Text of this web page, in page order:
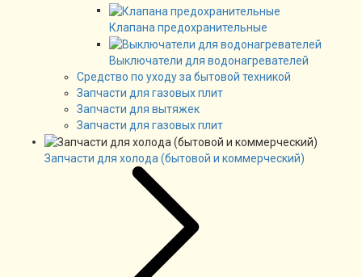
Клапана предохранительные
Выключатели для водонагревателей
Средство по уходу за бытовой техникой
Запчасти для газовых плит
Запчасти для вытяжек
Запчасти для газовых плит
Запчасти для холода (бытовой и коммерческий)